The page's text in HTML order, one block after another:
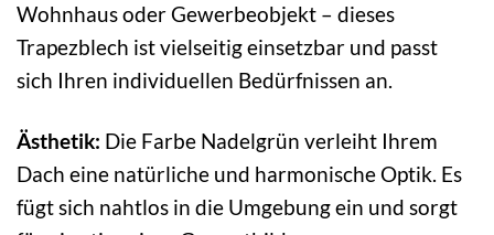
Wohnhaus oder Gewerbeobjekt – dieses
Trapezblech ist vielseitig einsetzbar und passt
sich Ihren individuellen Bedürfnissen an.
Ästhetik: Die Farbe Nadelgrün verleiht Ihrem
Dach eine natürliche und harmonische Optik. Es
fügt sich nahtlos in die Umgebung ein und sorgt